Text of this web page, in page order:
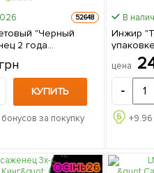
52648
"Черный
2 года
крупноплодный
созревания) 1
грн
КУПИТЬ
бонусов за покупку
В
Инжир "Темри"
упаковке
цена
-
+9.96